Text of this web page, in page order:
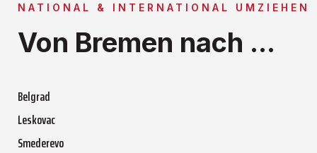
NATIONAL & INTERNATIONAL UMZIEHEN
Von Bremen nach ...
Belgrad
Leskovac
Smederevo